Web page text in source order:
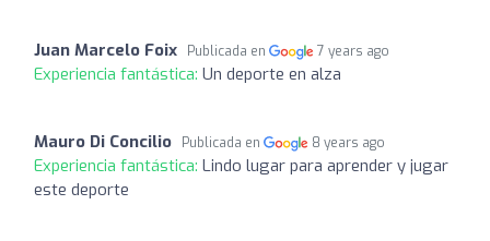
Juan Marcelo Foix Publicada en 7 years ago
Experiencia fantástica: Un deporte en alza
Mauro Di Concilio Publicada en 8 years ago
Experiencia fantástica: Lindo lugar para aprender y jugar
este deporte